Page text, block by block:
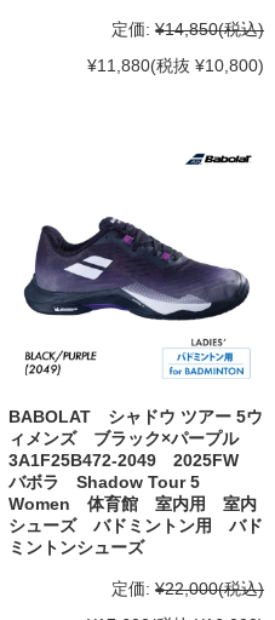
定価: ¥14,850(税込)
¥11,880(税抜 ¥10,800)
BABOLAT シャドウ ツアー 5ウ
ィメンズ ブラック×パープル
3A1F25B472-2049 2025FW
バボラ Shadow Tour 5
Women 体育館 室内用 室内
シューズ バドミントン用 バド
ミントンシューズ
定価: ¥22,000(税込)